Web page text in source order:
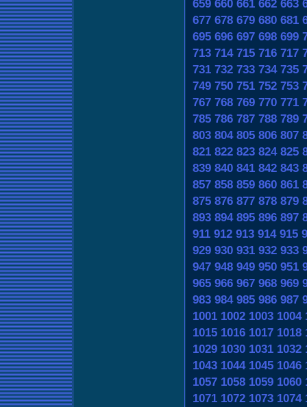
659 660 661 662 663
677 678 679 680 681
695 696 697 698 699
713 714 715 716 717
731 732 733 734 735
749 750 751 752 753
767 768 769 770 771
785 786 787 788 789
803 804 805 806 807
821 822 823 824 825
839 840 841 842 843
857 858 859 860 861
875 876 877 878 879
893 894 895 896 897
911 912 913 914 915
929 930 931 932 933
947 948 949 950 951
965 966 967 968 969
983 984 985 986 987
1001 1002 1003 1004
1015 1016 1017 1018
1029 1030 1031 1032
1043 1044 1045 1046
1057 1058 1059 1060
1071 1072 1073 1074